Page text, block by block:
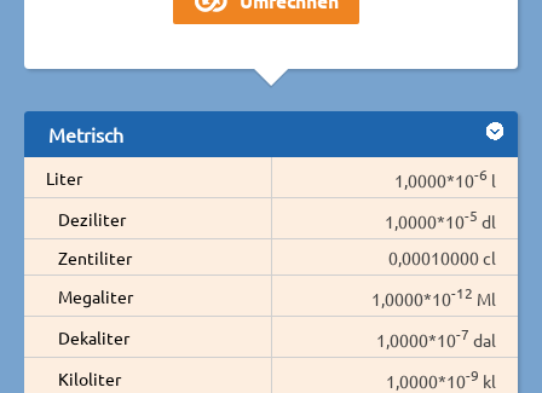
Metrisch
Liter 1,0000*10-6 l
Deziliter
1,0000*10-5 dl
Zentiliter
0,00010000 cl
Megaliter
1,0000*10-12 Ml
Dekaliter
1,0000*10-7 dal
Kiloliter
1,0000*10-9 kl